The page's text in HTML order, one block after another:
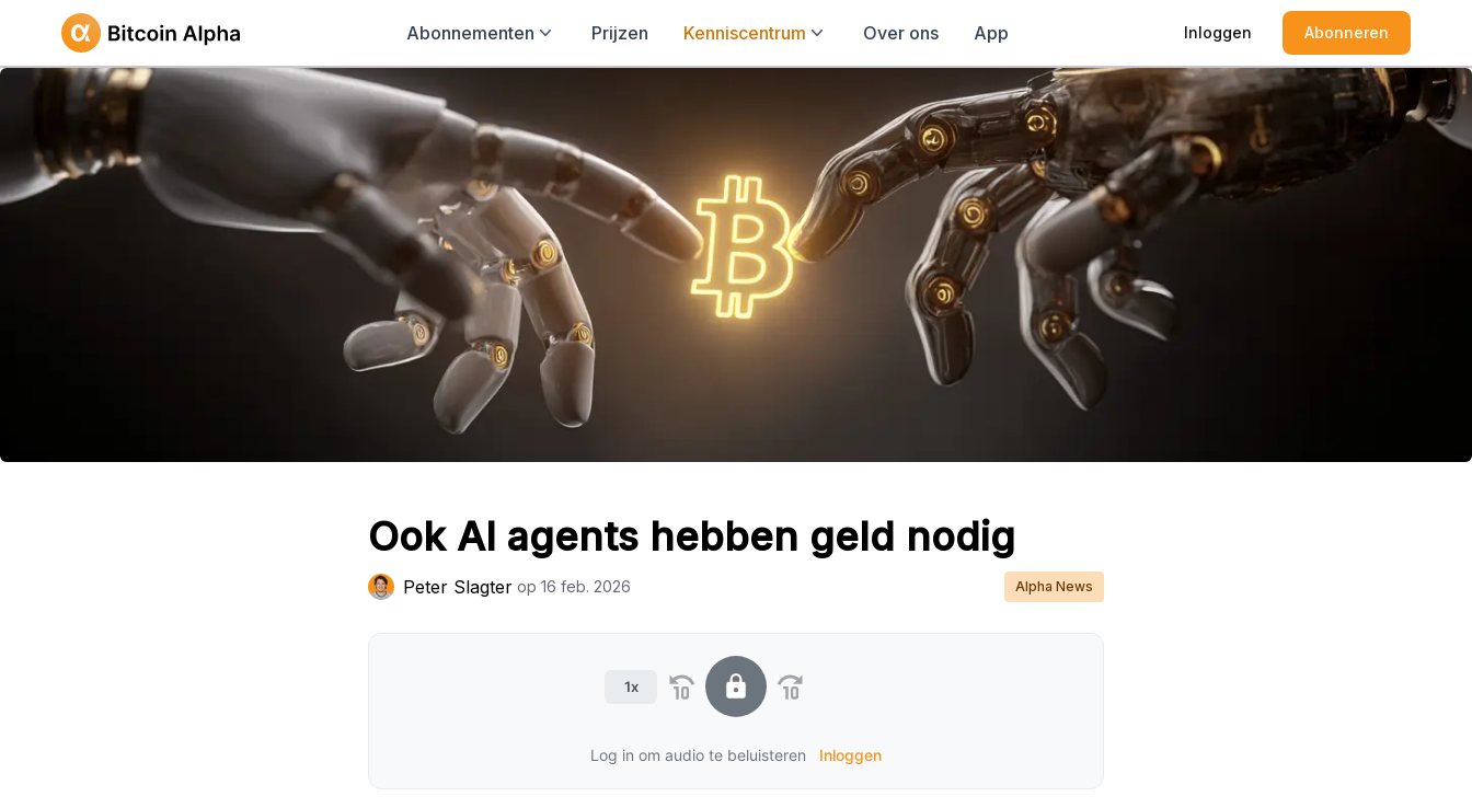
Abonnementen Prijzen Kenniscentrum Over ons App Inloggen Abonneren
Ook AI agents hebben geld nodig
Peter Slagter op 16 feb. 2026 Alpha News
1x
Log in om audio te beluisteren Inloggen